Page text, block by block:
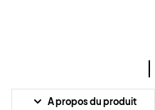
A propos du produit